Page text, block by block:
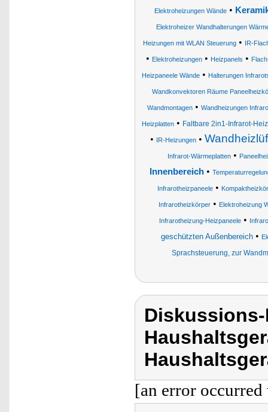
Elektroheizungen Wände•
Elektroheizer Wandhalterungen
Heizungen mit WLAN Steuerung • IR-
• Elektroheizungen • Heizpanels •
Heizpaneele Wände• Halterungen
Wandkonvektoren Räume
Wandmontagen • Wandheizungen
Heizplatten • Faltbare 2in1-Infrarot-
• IR-Heizungen•
Infrarot-Wärmeplatten•
Innenbereich •
Infrarotheizpaneele•
Infrarotheizkörper • Elektroheizung
Infrarotheizung-Heizpaneele•
geschützten Außenbereich•
Sprachsteuerung, zur
[an error